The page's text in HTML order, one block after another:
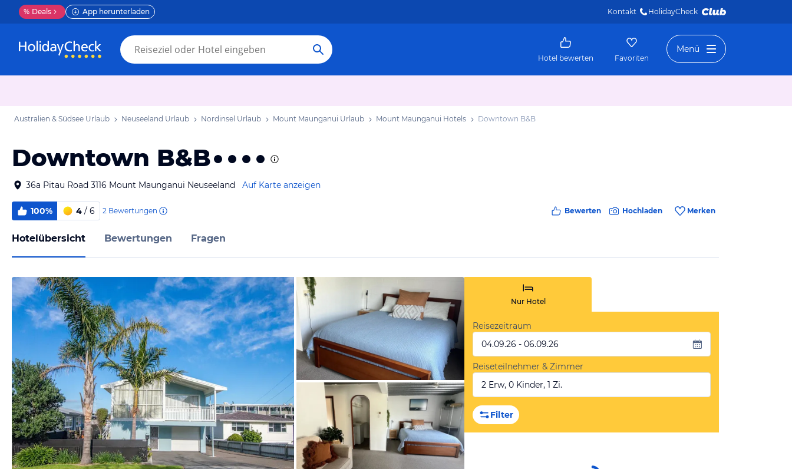
% Deals App herunterladen Kontakt HolidayCheck
Hotel bewerten Favoriten
Menü
Australien & Südsee Urlaub Neuseeland Urlaub Nordinsel Urlaub Mount Maunganui Urlaub Mount Maunganui Hotels Downtown B&B
Downtown B&B
36a Pitau Road 3116 Mount Maunganui Neuseeland Auf Karte anzeigen
100% 4 / 6 2 Bewertungen Bewerten Hochladen Merken
Hotelübersicht Bewertungen Fragen
von Booking.com
Nur Hotel
Reisezeitraum
04.09.26 - 06.09.26
Reiseteilnehmer & Zimmer
2 Erw, 0 Kinder, 1 Zi.
Filter